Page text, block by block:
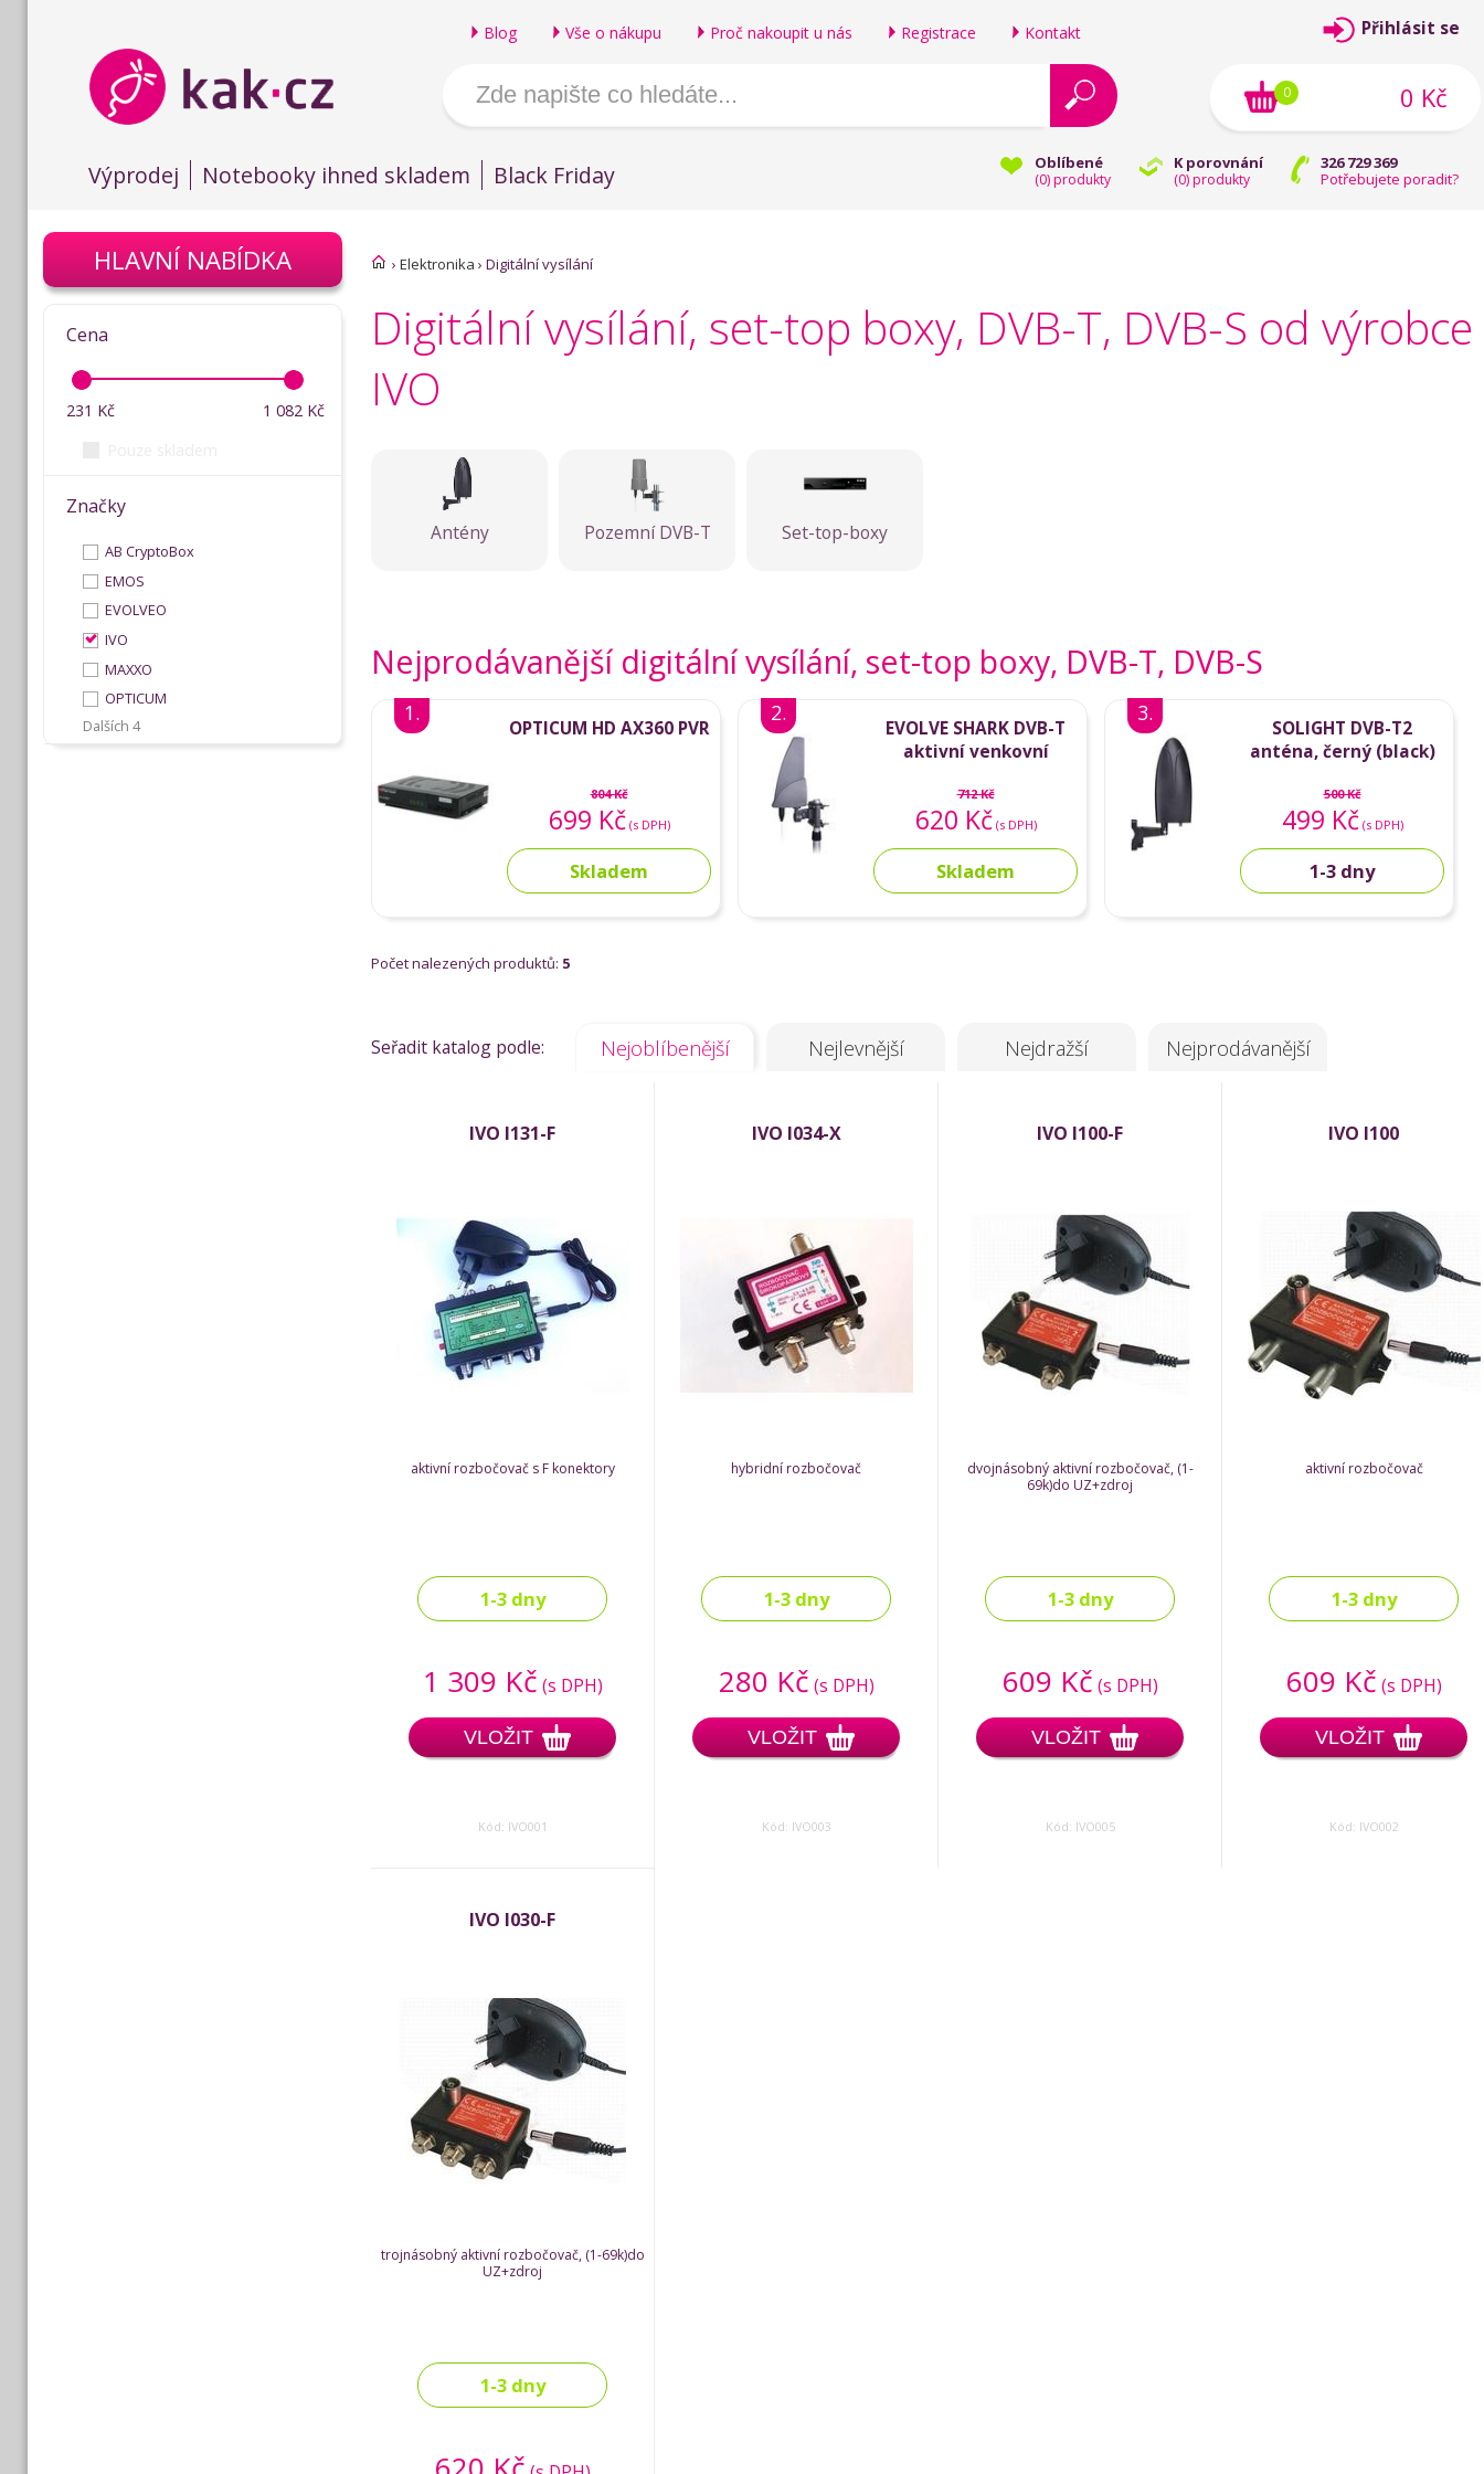
Blog Vše o nákupu Proč nakoupit u nás Registrace Kontakt
Oblíbené
(0) produkty
K porovnání
(0) produkty
326 729 369
Potřebujete poradit?
Výprodej Notebooky ihned skladem Black Friday
Přihlásit se
0 Kč
0
› Elektronika › Digitální vysílání
Digitální vysílání, set-top boxy, DVB-T, DVB-S od výrobce
IVO
Antény Pozemní DVB-T Set-top-boxy
Nejprodávanější digitální vysílání, set-top boxy, DVB-T, DVB-S
1.
OPTICUM HD AX360 PVR
804 Kč
699 Kč(s DPH)
Skladem
2.
EVOLVE SHARK DVB-T
aktivní venkovní
712 Kč
620 Kč(s DPH)
Skladem
3.
SOLIGHT DVB-T2
anténa, černý (black)
500 Kč
499 Kč(s DPH)
1-3 dny
Počet nalezených produktů: 5
Seřadit katalog podle: Nejoblíbenější Nejlevnější Nejdražší Nejprodávanější
IVO I131-F
aktivní rozbočovač s F konektory
1-3 dny
1 309 Kč (s DPH)
VLOŽIT
Kód: IVO001
IVO I034-X
hybridní rozbočovač
1-3 dny
280 Kč (s DPH)
VLOŽIT
Kód: IVO003
IVO I100-F
dvojnásobný aktivní rozbočovač, (1-
69k)do UZ+zdroj
1-3 dny
609 Kč (s DPH)
VLOŽIT
Kód: IVO005
IVO I100
aktivní rozbočovač
1-3 dny
609 Kč (s DPH)
VLOŽIT
Kód: IVO002
IVO I030-F
trojnásobný aktivní rozbočovač, (1-69k)do
UZ+zdroj
1-3 dny
HLAVNÍ NABÍDKA
Cena
231 Kč 1 082 Kč
Značky
AB CryptoBox
EMOS
EVOLVEO
IVO
MAXXO
OPTICUM
Dalších 4